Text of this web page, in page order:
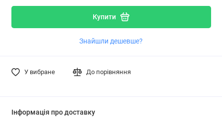
Купити
Знайшли дешевше?
У вибране До порівняння
Інформація про доставку